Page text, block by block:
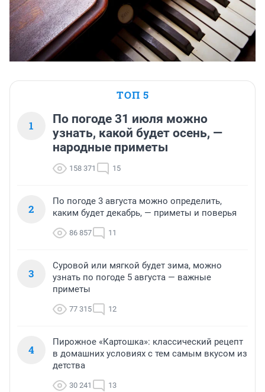
ТОП 5
1
По погоде 31 июля можно
узнать, какой будет осень, —
народные приметы
158 371 15
2
По погоде 3 августа можно определить,
каким будет декабрь, — приметы и поверья
86 857 11
3
Суровой или мягкой будет зима, можно
узнать по погоде 5 августа — важные
приметы
77 315 12
4
Пирожное «Картошка»: классический рецепт
в домашних условиях с тем самым вкусом из
детства
30 241 13